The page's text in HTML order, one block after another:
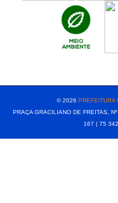
© 2026 PREFEITURA
PRAÇA GRACILIANO DE FREITAS,
167 | 75